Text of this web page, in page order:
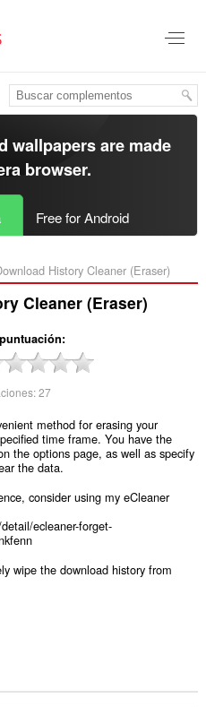
wallpapers are made
browser.
Free for Android
History Cleaner (Eraser)‎
Cleaner (Eraser)
27
method for erasing your
time frame. You have the
the options page, as well as specify
the data.
consider using my eCleaner
ecleaner-forget-
wipe the download history from